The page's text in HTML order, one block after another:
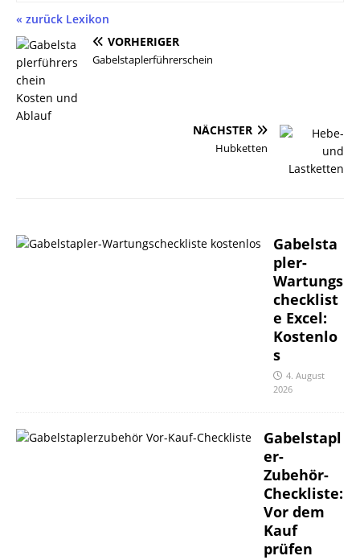
« zurück Lexikon
VORHERIGER
Gabelstaplerführerschein
NÄCHSTER
Hubketten
Gabelsta
pler-
Wartungs
checklist
e Excel:
Kostenlo
s
4. August
2026
Gabelstapl
er-
Zubehör-
Checkliste:
Vor dem
Kauf
prüfen